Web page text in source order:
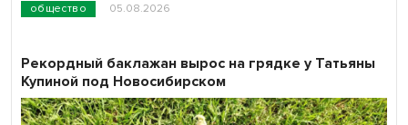
общество 05.08.2026
Рекордный баклажан вырос на грядке у Татьяны
Купиной под Новосибирском